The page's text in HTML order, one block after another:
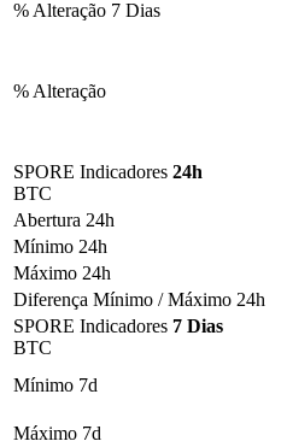
% Alteração 7 Dias
% Alteração
SPORE Indicadores 24h
BTC
Abertura 24h
Mínimo 24h
Máximo 24h
Diferença Mínimo / Máximo 24h
SPORE Indicadores 7 Dias
BTC
Mínimo 7d
Máximo 7d